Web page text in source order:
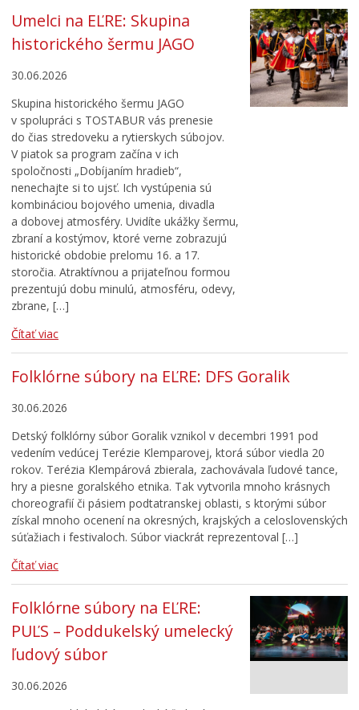
Umelci na EĽRE: Skupina
historického šermu JAGO
30.06.2026
Skupina historického šermu JAGO
v spolupráci s TOSTABUR vás prenesie
do čias stredoveku a rytierskych súbojov.
V piatok sa program začína v ich
spoločnosti „Dobíjaním hradieb“,
nenechajte si to ujsť. Ich vystúpenia sú
kombináciou bojového umenia, divadla
a dobovej atmosféry. Uvidíte ukážky šermu,
zbraní a kostýmov, ktoré verne zobrazujú
historické obdobie prelomu 16. a 17.
storočia. Atraktívnou a prijateľnou formou
prezentujú dobu minulú, atmosféru, odevy,
zbrane, […]
Čítať viac
Folklórne súbory na EĽRE: DFS Goralik
30.06.2026
Detský folklórny súbor Goralik vznikol v decembri 1991 pod
vedením vedúcej Terézie Klemparovej, ktorá súbor viedla 20
rokov. Terézia Klempárová zbierala, zachovávala ľudové tance,
hry a piesne goralského etnika. Tak vytvorila mnoho krásnych
choreografií či pásiem podtatranskej oblasti, s ktorými súbor
získal mnoho ocenení na okresných, krajských a celoslovenských
súťažiach i festivaloch. Súbor viackrát reprezentoval […]
Čítať viac
Folklórne súbory na EĽRE:
PUĽS – Poddukelský umelecký
ľudový súbor
30.06.2026